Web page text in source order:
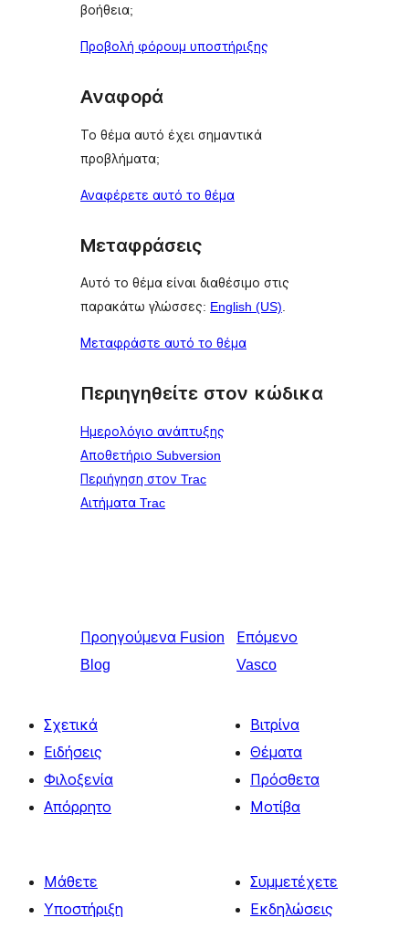
βοήθεια;
Προβολή φόρουμ υποστήριξης
Αναφορά
Το θέμα αυτό έχει σημαντικά
προβλήματα;
Αναφέρετε αυτό το θέμα
Μεταφράσεις
Αυτό το θέμα είναι διαθέσιμο στις
παρακάτω γλώσσες: English (US).
Μεταφράστε αυτό το θέμα
Περιηγηθείτε στον κώδικα
Ημερολόγιο ανάπτυξης
Αποθετήριο Subversion
Περιήγηση στον Trac
Αιτήματα Trac
Προηγούμενα Fusion
Blog
Επόμενο
Vasco
Σχετικά
Ειδήσεις
Φιλοξενία
Απόρρητο
Βιτρίνα
Θέματα
Πρόσθετα
Μοτίβα
Μάθετε
Υποστήριξη
Συμμετέχετε
Εκδηλώσεις